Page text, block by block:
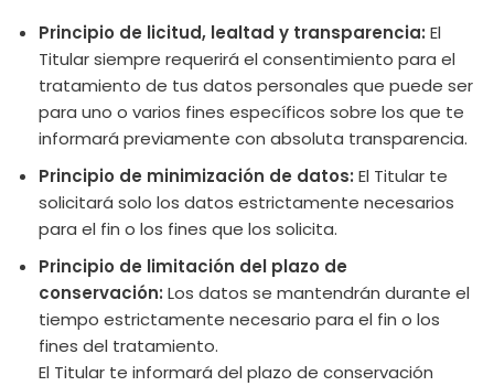
Principio de licitud, lealtad y transparencia: El
Titular siempre requerirá el consentimiento para el
tratamiento de tus datos personales que puede ser
para uno o varios fines específicos sobre los que te
informará previamente con absoluta transparencia.
Principio de minimización de datos: El Titular te
solicitará solo los datos estrictamente necesarios
para el fin o los fines que los solicita.
Principio de limitación del plazo de
conservación: Los datos se mantendrán durante el
tiempo estrictamente necesario para el fin o los
fines del tratamiento.
El Titular te informará del plazo de conservación